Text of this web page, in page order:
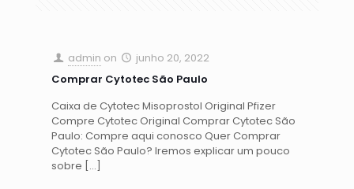
admin on
junho 20, 2022
Comprar Cytotec São Paulo
Caixa de Cytotec Misoprostol Original Pfizer
Compre Cytotec Original Comprar Cytotec São
Paulo: Compre aqui conosco Quer Comprar
Cytotec São Paulo? Iremos explicar um pouco
sobre […]